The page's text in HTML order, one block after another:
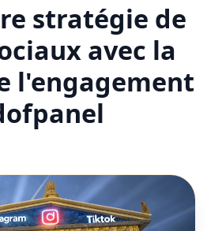
stratégie de
avec la
l'engagement